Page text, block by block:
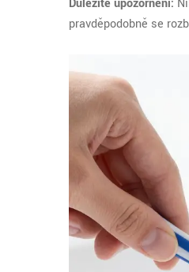
Důležité upozornění:
pravděpodobně se